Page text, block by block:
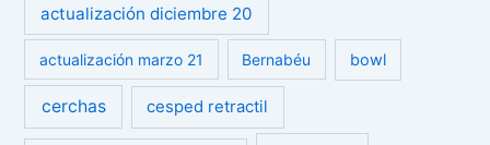
actualización diciembre 20
actualización marzo 21 Bernabéu bowl
cerchas cesped retractil